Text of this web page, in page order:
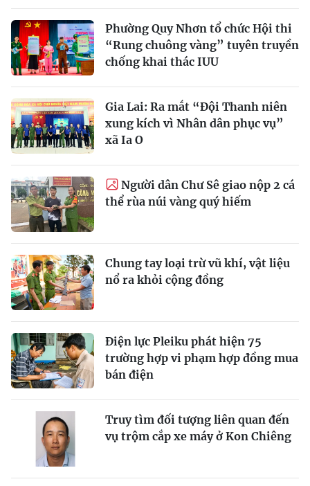
Phường Quy Nhơn tổ chức Hội thi
“Rung chuông vàng” tuyên truyền
chống khai thác IUU
Gia Lai: Ra mắt “Đội Thanh niên
xung kích vì Nhân dân phục vụ”
xã Ia O
Người dân Chư Sê giao nộp 2 cá
thể rùa núi vàng quý hiếm
Chung tay loại trừ vũ khí, vật liệu
nổ ra khỏi cộng đồng
Điện lực Pleiku phát hiện 75
trường hợp vi phạm hợp đồng mua
bán điện
Truy tìm đối tượng liên quan đến
vụ trộm cắp xe máy ở Kon Chiêng